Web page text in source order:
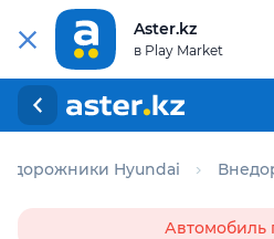
Aster.kz
в Play Market
Hyundai
Автомобиль